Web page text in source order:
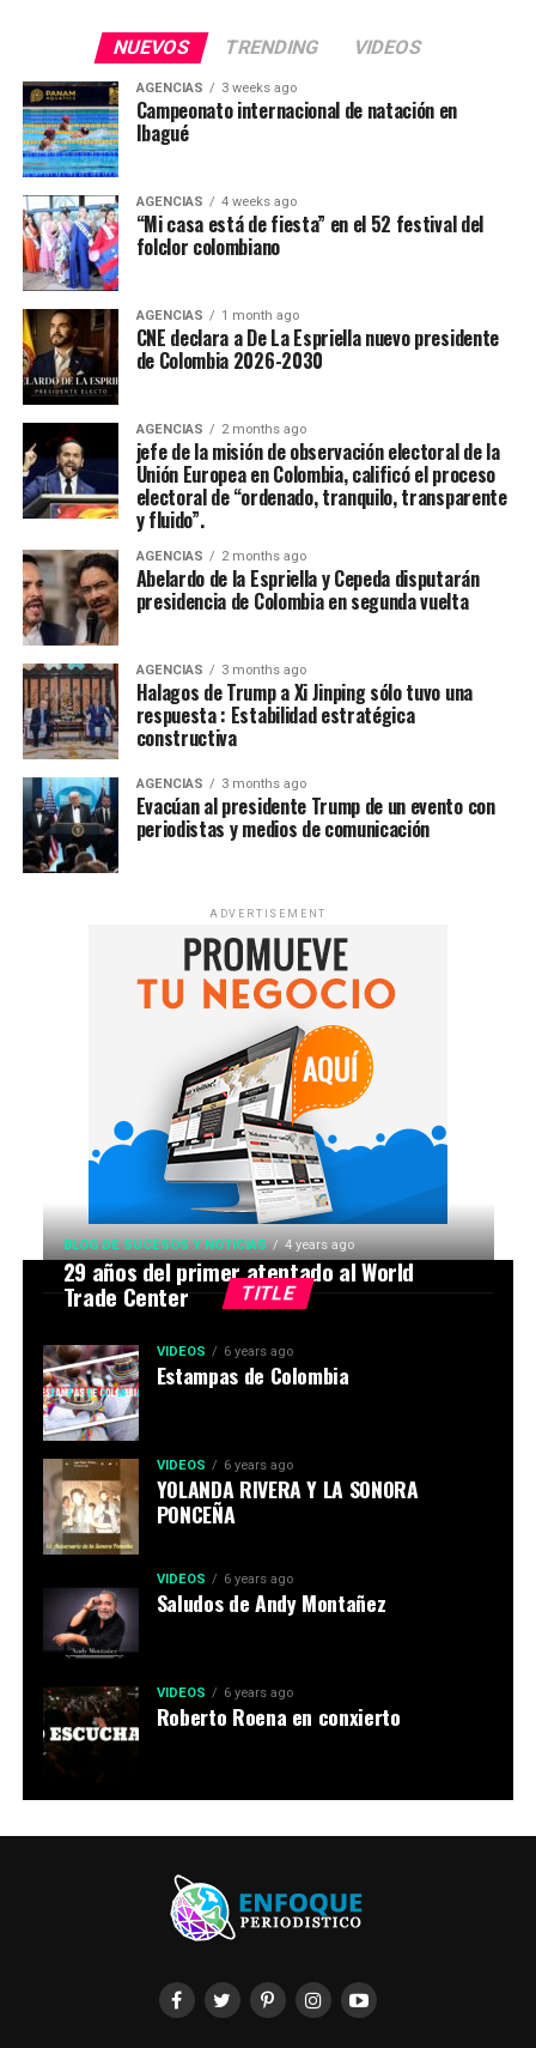
NUEVOS TRENDING VIDEOS
AGENCIAS 3 weeks ago
Campeonato internacional de natación en
Ibagué
AGENCIAS 4 weeks ago
“Mi casa está de fiesta” en el 52 festival del
folclor colombiano
AGENCIAS 1 month ago
CNE declara a De La Espriella nuevo presidente
de Colombia 2026-2030
AGENCIAS 2 months ago
jefe de la misión de observación electoral de la
Unión Europea en Colombia, calificó el proceso
electoral de “ordenado, tranquilo, transparente
y fluido”.
AGENCIAS 2 months ago
Abelardo de la Espriella y Cepeda disputarán
presidencia de Colombia en segunda vuelta
AGENCIAS 3 months ago
Halagos de Trump a Xi Jinping sólo tuvo una
respuesta : Estabilidad estratégica
constructiva
AGENCIAS 3 months ago
Evacúan al presidente Trump de un evento con
periodistas y medios de comunicación
ADVERTISEMENT
TITLE
BLOG DE SUCESOS Y NOTICIAS 4 years ago
29 años del primer atentado al World
Trade Center
VIDEOS 6 years ago
Estampas de Colombia
VIDEOS 6 years ago
YOLANDA RIVERA Y LA SONORA
PONCEÑA
VIDEOS 6 years ago
Saludos de Andy Montañez
VIDEOS 6 years ago
Roberto Roena en conxierto